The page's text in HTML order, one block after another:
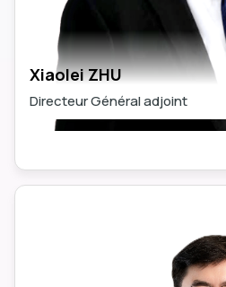
Xiaolei ZHU
Directeur Général adjoint